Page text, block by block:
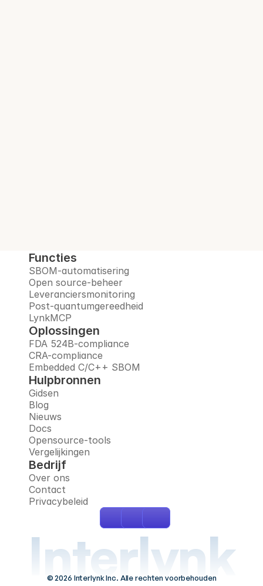
Functies
SBOM-automatisering
Open source-beheer
Leveranciersmonitoring
Post-quantumgereedheid
LynkMCP
Oplossingen
FDA 524B-compliance
CRA-compliance
Embedded C/C++ SBOM
Hulpbronnen
Gidsen
Blog
Nieuws
Docs
Opensource-tools
Vergelijkingen
Bedrijf
Over ons
Contact
Privacybeleid
Interlynk
© 2026 Interlynk Inc. Alle rechten voorbehouden